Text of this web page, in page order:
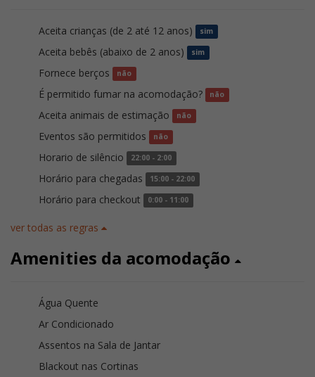
Aceita crianças (de 2 até 12 anos) sim
Aceita bebês (abaixo de 2 anos) sim
Fornece berços não
É permitido fumar na acomodação? não
Aceita animais de estimação não
Eventos são permitidos não
Horario de silêncio 22:00 - 2:00
Horário para chegadas 15:00 - 22:00
Horário para checkout 0:00 - 11:00
ver todas as regras
Amenities da acomodação
Água Quente
Ar Condicionado
Assentos na Sala de Jantar
Blackout nas Cortinas